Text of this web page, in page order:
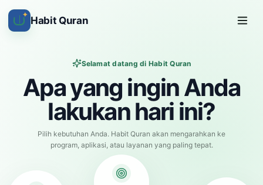
✦ Habit Quran
Selamat datang di Habit Quran
Apa yang ingin Anda
lakukan hari ini?
Pilih kebutuhan Anda. Habit Quran akan mengarahkan ke
program, aplikasi, atau layanan yang paling tepat.